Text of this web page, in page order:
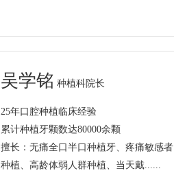
吴学铭 种植科院长
25年口腔种植临床经验
累计种植牙颗数达80000余颗
擅长：无痛全口半口种植牙、疼痛敏感者
种植、高龄体弱人群种植、当天戴......